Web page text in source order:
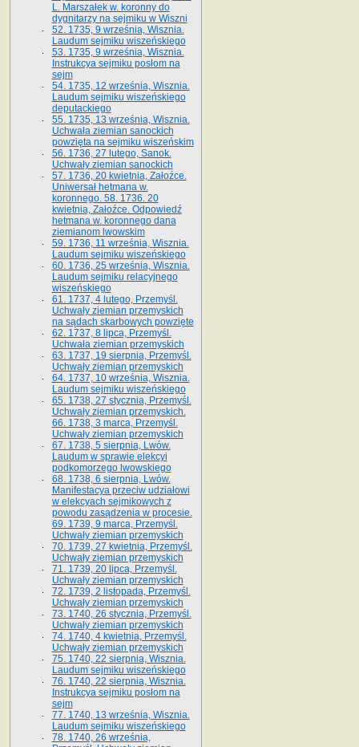
L. Marszałek w. koronny do
dygnitarzy na sejmiku w Wiszni
52. 1735, 9 września, Wisznia.
Laudum sejmiku wiszeńskiego
53. 1735, 9 września, Wisznia.
Instrukcya sejmiku posłom na
sejm
54. 1735, 12 września, Wisznia.
Laudum sejmiku wiszeńskiego
deputackiego
55. 1735, 13 września, Wisznia.
Uchwała ziemian sanockich
powzięta na sejmiku wiszeńskim
56. 1736, 27 lutego, Sanok.
Uchwały ziemian sanockich
57. 1736, 20 kwietnia, Załoźce.
Uniwersał hetmana w.
koronnego. 58. 1736. 20
kwietnia, Załoźce. Odpowiedź
hetmana w. koronnego dana
ziemianom lwowskim
59. 1736, 11 września, Wisznia.
Laudum sejmiku wiszeńskiego
60. 1736, 25 września, Wisznia.
Laudum sejmiku relacyjnego
wiszeńskiego
61. 1737, 4 lutego, Przemyśl.
Uchwały ziemian przemyskich
na sądach skarbowych powzięte
62. 1737, 8 lipca, Przemyśl.
Uchwała ziemian przemyskich
63. 1737, 19 sierpnia, Przemyśl.
Uchwały ziemian przemyskich
64. 1737, 10 września, Wisznia.
Laudum sejmiku wiszeńskiego
65. 1738, 27 stycznia, Przemyśl.
Uchwały ziemian przemyskich­­.
66. 1738, 3 marca, Przemyśl.
Uchwały ziemian przemyskich­
67. 1738, 5 sierpnia, Lwów.
Laudum w sprawie elekcyi
podkomorzego lwowskiego
68. 1738, 6 sierpnia, Lwów.
Manifestacya przeciw udziałowi
w elekcyach sejmikowych z
powodu zasądzenia w procesie.
69. 1739, 9 marca, Przemyśl.
Uchwały ziemian przemyskich
70. 1739, 27 kwietnia, Przemyśl.
Uchwały ziemian przemyskich
71. 1739, 20 lipca, Przemyśl.
Uchwały ziemian przemyskich
72. 1739, 2 listopada, Przemyśl.
Uchwały ziemian przemyskich
73. 1740, 26 stycznia, Przemyśl.
Uchwały ziemian przemyskich
74. 1740, 4 kwietnia, Przemyśl.
Uchwały ziemian przemyskich
75. 1740, 22 sierpnia, Wisznia.
Laudum sejmiku wiszeńskiego
76. 1740, 22 sierpnia, Wisznia.
Instrukcya sejmiku posłom na
sejm
77. 1740, 13 września, Wisznia.
Laudum sejmiku wiszeńskiego
78. 1740, 26 września,